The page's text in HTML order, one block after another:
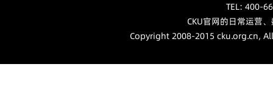
TEL: 400-
CKU官网的日常运营
Copyright 2008-2015 cku.org.cn,